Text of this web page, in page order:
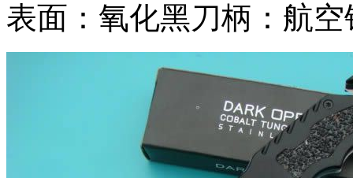
表面：氧化黑刀柄：航空